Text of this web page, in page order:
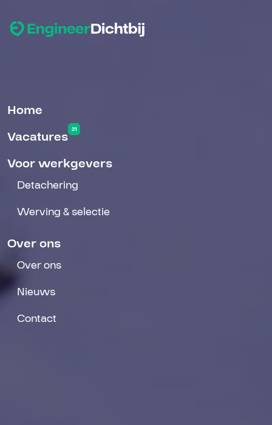
Home
Vacatures 21
Voor werkgevers
Detachering
Werving & selectie
Over ons
Over ons
Nieuws
Contact